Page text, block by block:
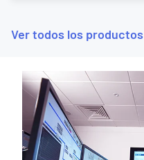
Ver todos los productos